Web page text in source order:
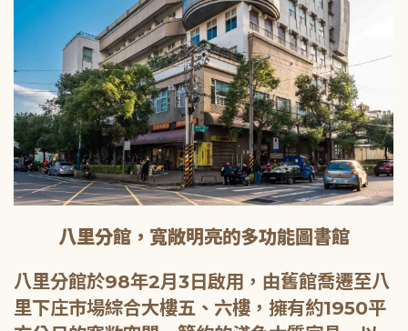
八里分館，寬敞明亮的多功能圖書館
八里分館於98年2月3日啟用，由舊館喬遷至八
里下庄市場綜合大樓五、六樓，擁有約1950平